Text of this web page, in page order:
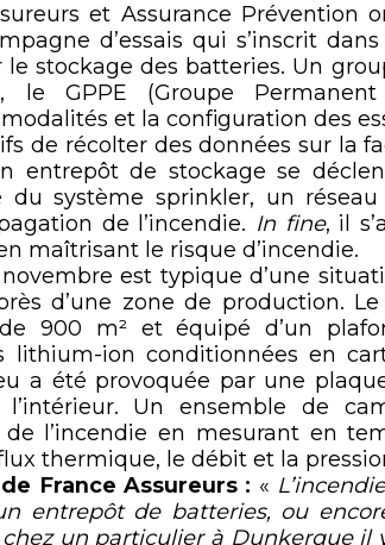
et Assurance Prévention
d’essais qui s’inscrit
stockage des batteries. Un
GPPE (Groupe Permanent
et la configuration des
de récolter des données sur la
entrepôt de stockage se
système sprinkler, un réseau
de l’incendie. In fine, il
maîtrisant le risque d’incendie.
est typique d’une
d’une zone de production. Le
900 m² et équipé d’un
ion conditionnées en
a été provoquée par une
Un ensemble de
l’incendie en mesurant en
thermique, le débit et la
France Assureurs : «
entrepôt de batteries, ou
un particulier à Dunkerque il